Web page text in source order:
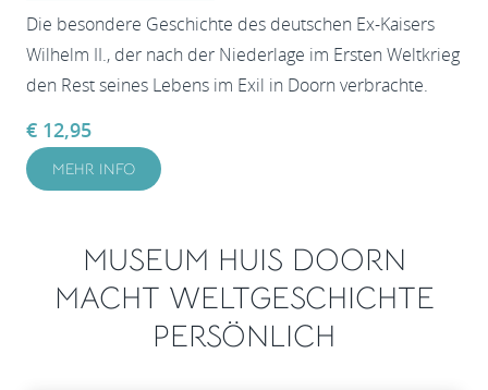
Die besondere Geschichte des deutschen Ex-Kaisers
Wilhelm II., der nach der Niederlage im Ersten Weltkrieg
den Rest seines Lebens im Exil in Doorn verbrachte.
€ 12,95
MEHR INFO
MUSEUM HUIS DOORN
MACHT WELTGESCHICHTE
PERSÖNLICH